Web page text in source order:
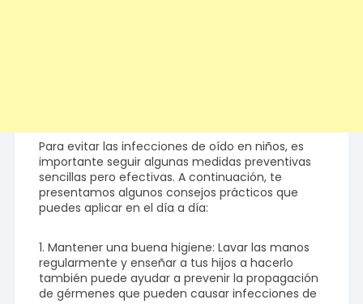
Para evitar las infecciones de oído en niños, es
importante seguir algunas medidas preventivas
sencillas pero efectivas. A continuación, te
presentamos algunos consejos prácticos que
puedes aplicar en el día a día:
1. Mantener una buena higiene: Lavar las manos
regularmente y enseñar a tus hijos a hacerlo
también puede ayudar a prevenir la propagación
de gérmenes que pueden causar infecciones de